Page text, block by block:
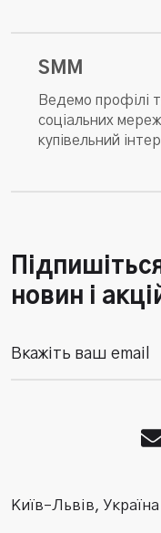
SMM
Ведемо профілі
соціальних
купівельний
новин і
Київ–Львів, Україна